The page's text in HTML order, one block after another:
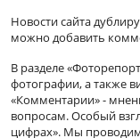
Новости сайта
можно добавить
В разделе
фотографии, а также
«Комментарии» -
вопросам. Особый
цифрах». Мы